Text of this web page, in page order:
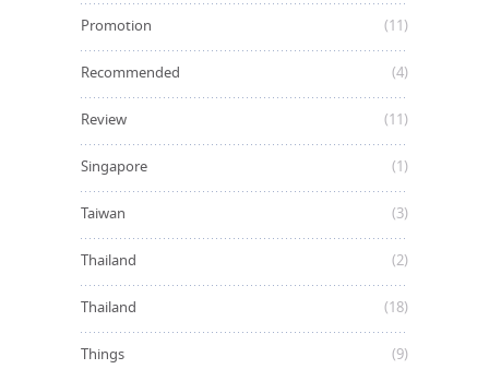
Promotion (11)
Recommended (4)
Review (11)
Singapore (1)
Taiwan (3)
Thailand (2)
Thailand (18)
Things (9)